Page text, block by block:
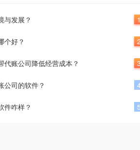
与发展？
个好？
代账公司降低经营成本？
公司的软件？
件咋样？